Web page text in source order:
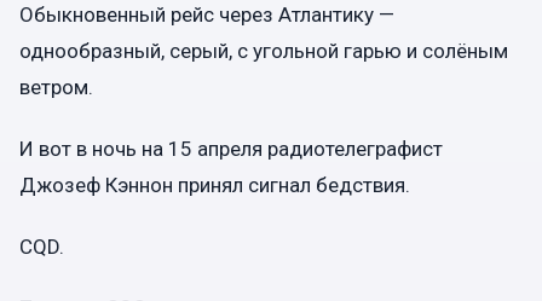
Обыкновенный рейс через Атлантику —
однообразный, серый, с угольной гарью и солёным
ветром.
И вот в ночь на 15 апреля радиотелеграфист
Джозеф Кэннон принял сигнал бедствия.
CQD.